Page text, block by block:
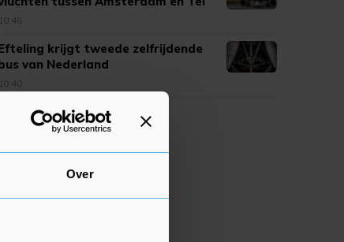
Over
Aviv
10:46
krijgt tweede zelfrijdende
van Nederland
10:40